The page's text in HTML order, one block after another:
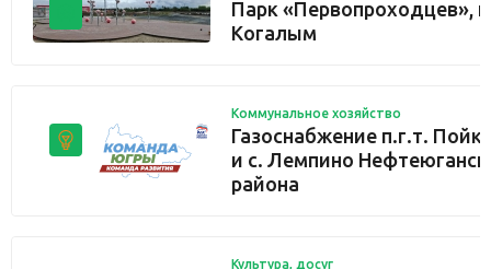
Парк «Первопроходцев», г.
Когалым
Коммунальное хозяйство
Газоснабжение п.г.т.
и с. Лемпино
района
Культура, досуг